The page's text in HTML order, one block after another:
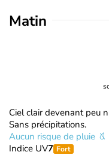
Matin
Ciel clair devenant peu
Sans précipitations.
Aucun risque de pluie
Indice UV7 Fort